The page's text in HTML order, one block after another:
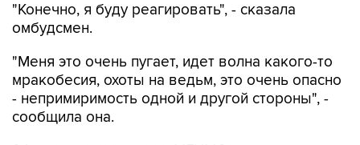
"Конечно, я буду реагировать", - сказала
омбудсмен.
"Меня это очень пугает, идет волна какого-то
мракобесия, охоты на ведьм, это очень опасно
- непримиримость одной и другой стороны", -
сообщила она.